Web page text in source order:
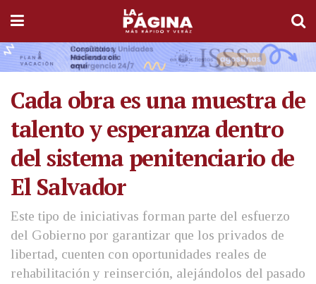
Cada obra es una muestra de
talento y esperanza dentro
del sistema penitenciario de
El Salvador
Este tipo de iniciativas forman parte del esfuerzo
del Gobierno por garantizar que los privados de
libertad, cuenten con oportunidades reales de
rehabilitación y reinserción, alejándolos del pasado